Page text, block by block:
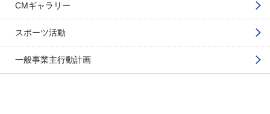
CMギャラリー
スポーツ活動
一般事業主行動計画